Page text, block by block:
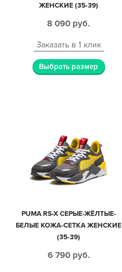
ЖЕНСКИЕ (35-39)
8 090 руб.
Заказать в 1 клик
Выбрать размер
PUMA RS-X СЕРЫЕ-ЖЁЛТЫЕ-
БЕЛЫЕ КОЖА-СЕТКА ЖЕНСКИЕ
(35-39)
6 790 руб.